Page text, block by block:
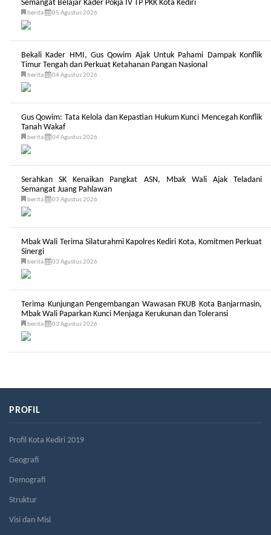
Semangat Belajar Kader Pokja IV TP PKK Kota Kediri
berita 05 Agustus 2026
Bekali Kader HMI, Gus Qowim Ajak Untuk Pahami Dampak Konflik
Timur Tengah dan Perkuat Ketahanan Pangan Nasional
berita 04 Agustus 2026
Gus Qowim: Tata Kelola dan Kepastian Hukum Kunci Mencegah Konflik
Tanah Wakaf
berita 04 Agustus 2026
Serahkan SK Kenaikan Pangkat ASN, Mbak Wali Ajak Teladani
Semangat Juang Pahlawan
berita 03 Agustus 2026
Mbak Wali Terima Silaturahmi Kapolres Kediri Kota, Komitmen Perkuat
Sinergi
berita 03 Agustus 2026
Terima Kunjungan Pengembangan Wawasan FKUB Kota Banjarmasin,
Mbak Wali Paparkan Kunci Menjaga Kerukunan dan Toleransi
berita 03 Agustus 2026
PROFIL
Profil Kota Kediri 2019
Geografi
Demografi
Struktur
Visi dan Misi